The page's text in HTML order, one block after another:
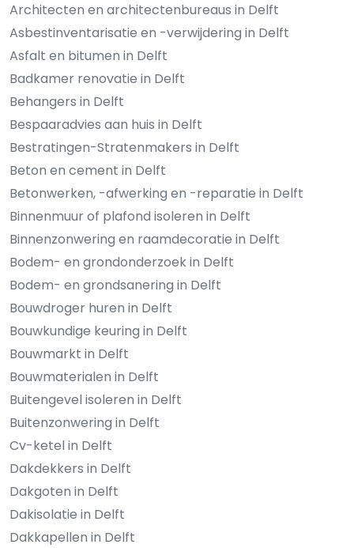
Architecten en architectenbureaus in Delft
Asbestinventarisatie en -verwijdering in Delft
Asfalt en bitumen in Delft
Badkamer renovatie in Delft
Behangers in Delft
Bespaaradvies aan huis in Delft
Bestratingen-Stratenmakers in Delft
Beton en cement in Delft
Betonwerken, -afwerking en -reparatie in Delft
Binnenmuur of plafond isoleren in Delft
Binnenzonwering en raamdecoratie in Delft
Bodem- en grondonderzoek in Delft
Bodem- en grondsanering in Delft
Bouwdroger huren in Delft
Bouwkundige keuring in Delft
Bouwmarkt in Delft
Bouwmaterialen in Delft
Buitengevel isoleren in Delft
Buitenzonwering in Delft
Cv-ketel in Delft
Dakdekkers in Delft
Dakgoten in Delft
Dakisolatie in Delft
Dakkapellen in Delft